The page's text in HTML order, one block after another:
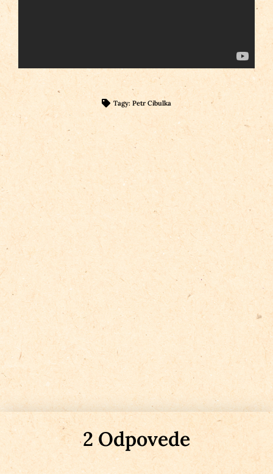
Tagy: Petr Cibulka
2 Odpovede